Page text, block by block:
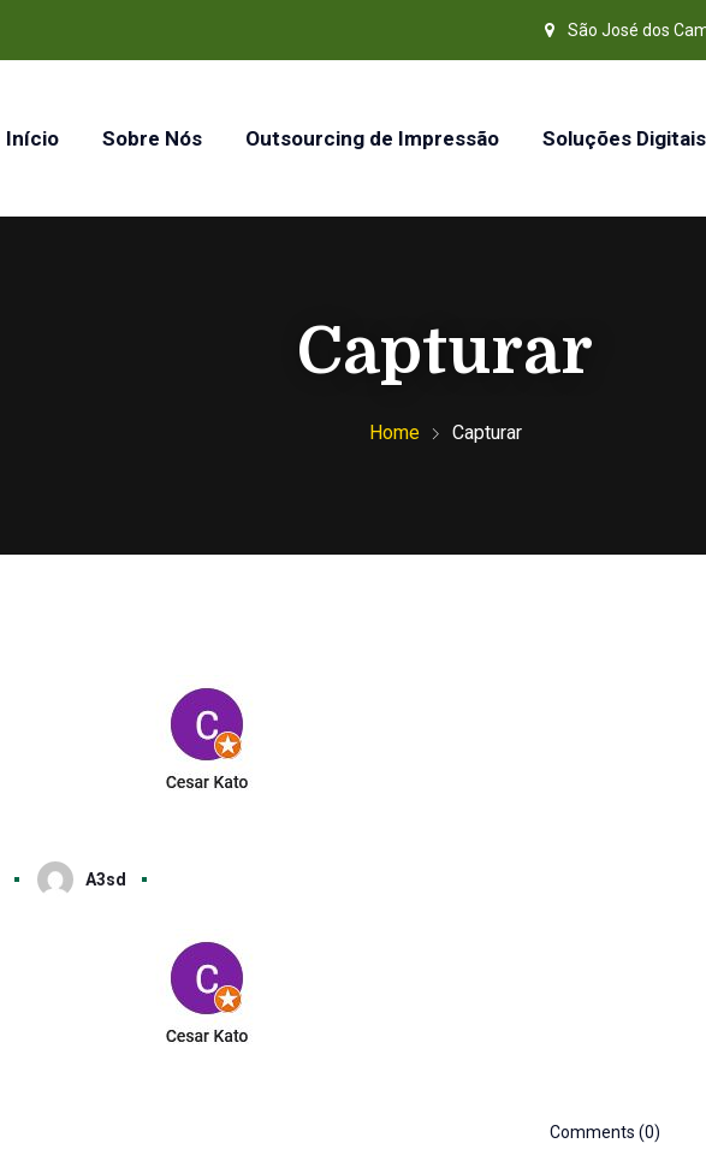
São José dos
Início Sobre Nós Outsourcing de Impressão Soluções Digitais
Capturar
Home Capturar
A3sd
Comments (0)